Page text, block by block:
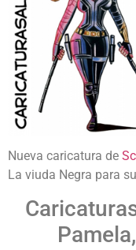
Nueva caricatura de
La viuda Negra para